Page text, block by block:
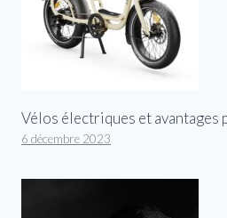
Vélos électriques et avantages
6 décembre 2023